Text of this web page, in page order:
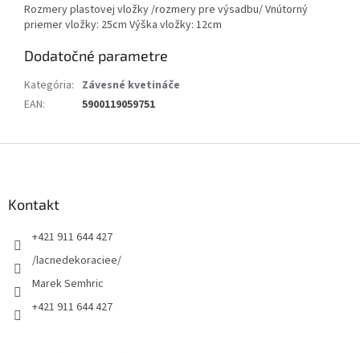
Rozmery plastovej vložky /rozmery pre výsadbu/ Vnútorný
priemer vložky: 25cm Výška vložky: 12cm
Dodatočné parametre
Kategória: Závesné kvetináče
EAN: 5900119059751
Kontakt
+421 911 644 427
/lacnedekoraciee/
Marek Semhric
+421 911 644 427